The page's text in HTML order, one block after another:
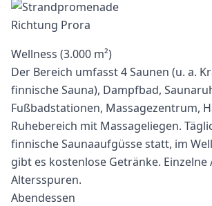
Wellness (3.000 m²)
Der Bereich umfasst 4 Saunen (u. a.
finnische Sauna), Dampfbad,
Fußbadstationen, Massagezentrum,
Ruhebereich mit Massageliegen.
finnische Saunaaufgüsse statt, im
gibt es kostenlose Getränke. Einzelne
Altersspuren.
Abendessen